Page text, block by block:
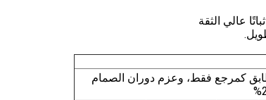
عالي الثقة
كمرجع فقط، وعزم دوران الصمام